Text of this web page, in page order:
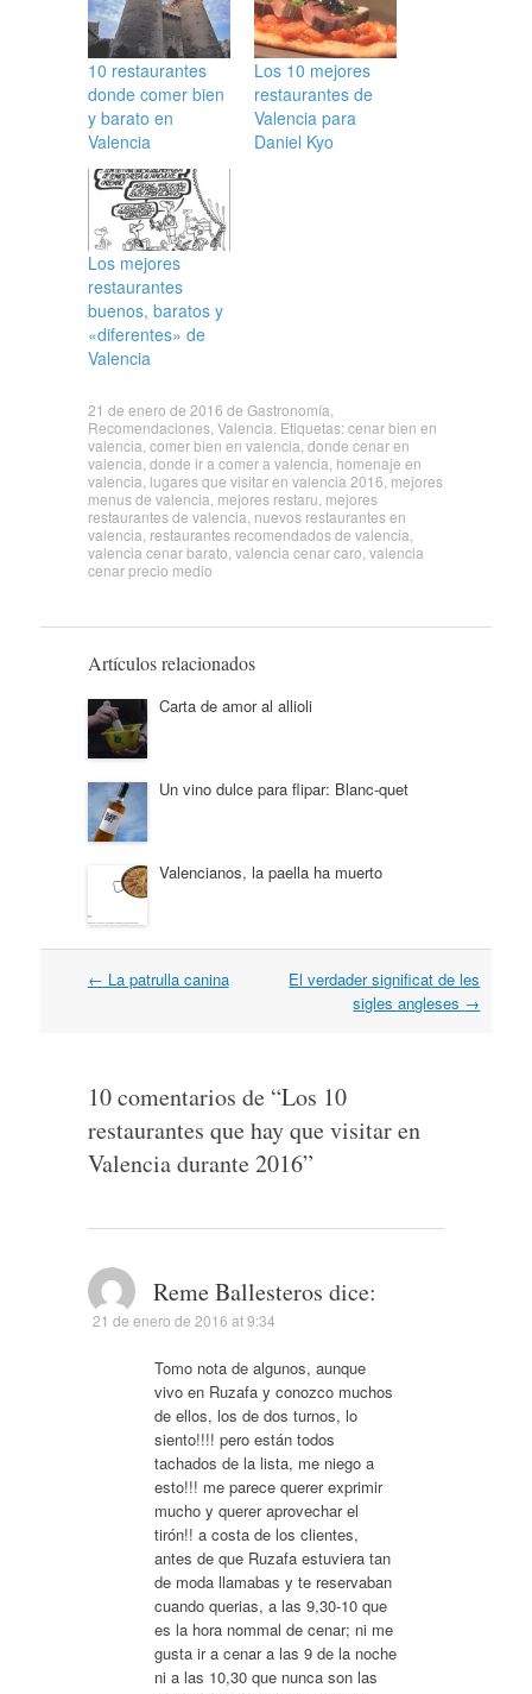
10 restaurantes
donde comer bien
y barato en
Valencia
Los 10 mejores
restaurantes de
Valencia para
Daniel Kyo
Los mejores
restaurantes
buenos, baratos y
«diferentes» de
Valencia
21 de enero de 2016 de Gastronomía
Recomendaciones, Valencia . Etiquetas:cenar bien en
valencia comer bien en valencia donde cenar en
valencia donde ir a comer a valencia homenaje en
valencia lugares que visitar en valencia 2016 mejores
menus de valencia mejores restaru mejores
restaurantes de valencia nuevos restaurantes en
valencia restaurantes recomendados de valencia
valencia cenar barato valencia cenar caro valencia
cenar precio medio
Artículos relacionados
Carta de amor al allioli
Un vino dulce para flipar: Blanc-quet
Valencianos, la paella ha muerto
Navegación
← La patrulla canina
El verdader significat de les
sigles angleses →
10 comentarios de “Los 10
restaurantes que hay que visitar en
Valencia durante 2016”
Reme Ballesteros dice:
21 de enero de 2016 at 9:34
Tomo nota de algunos, aunque
vivo en Ruzafa y conozco muchos
de ellos, los de dos turnos, lo
siento!!!! pero están todos
tachados de la lista, me niego a
esto!!! me parece querer exprimir
mucho y querer aprovechar el
tirón!! a costa de los clientes,
antes de que Ruzafa estuviera tan
de moda llamabas y te reservaban
cuando querias, a las 9,30-10 que
es la hora nommal de cenar; ni me
gusta ir a cenar a las 9 de la noche
ni a las 10,30 que nunca son las